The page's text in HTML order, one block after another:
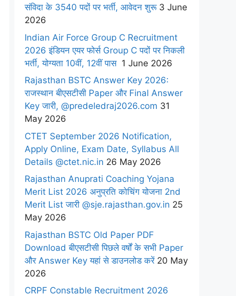
संविदा के 3540 पदों पर भर्ती, आवेदन शुरू3 June
2026
Indian Air Force Group C Recruitment
2026 इंडियन एयर फोर्स Group C पदों पर निकली
भर्ती, योग्यता 10वीं, 12वीं पास 1 June 2026
Rajasthan BSTC Answer Key 2026:
राजस्थान बीएसटीसी Paper और Final Answer
Key जारी, @predeledraj2026.com 31
May 2026
CTET September 2026 Notification,
Apply Online, Exam Date, Syllabus All
Details @ctet.nic.in 26 May 2026
Rajasthan Anuprati Coaching Yojana
Merit List 2026 अनुप्रति कोचिंग योजना 2nd
Merit List जारी @sje.rajasthan.gov.in 25
May 2026
Rajasthan BSTC Old Paper PDF
Download बीएसटीसी पिछले वर्षों के सभी Paper
और Answer Key यहां से डाउनलोड करें20 May
2026
CRPF Constable Recruitment 2026